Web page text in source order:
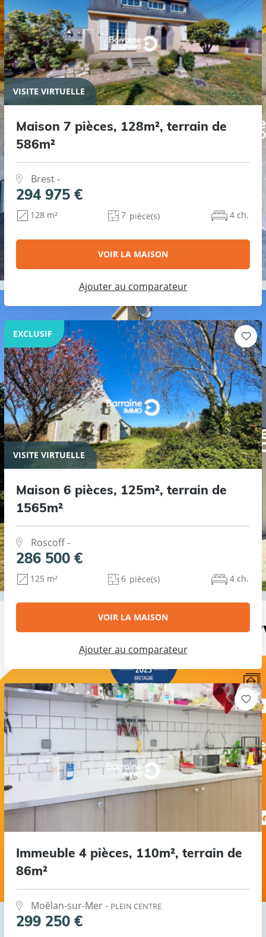
VISITE VIRTUELLE
Maison 7 pièces, 128m², terrain de
586m²
Brest -
294 975 €
128 m² 7 pièce(s) 4 ch.
VOIR LA MAISON
Ajouter au comparateur
EXCLUSIF
VISITE VIRTUELLE
Maison 6 pièces, 125m², terrain de
1565m²
Roscoff -
286 500 €
125 m² 6 pièce(s) 4 ch.
VOIR LA MAISON
Ajouter au comparateur
Immeuble 4 pièces, 110m², terrain de
86m²
Moëlan-sur-Mer - PLEIN CENTRE
299 250 €